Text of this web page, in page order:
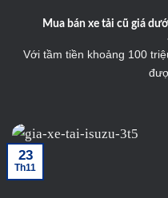
Mua bán xe tải cũ giá
Với tầm tiền khoảng 100
23
Th11